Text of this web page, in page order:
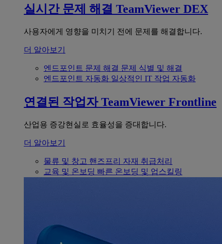
실시간 문제 해결 TeamViewer DEX
사용자에게 영향을 미치기 전에 문제를 해결합니다.
더 알아보기
엔드포인트 문제 해결 문제 식별 및 해결
엔드포인트 자동화 일상적인 IT 작업 자동화
연결된 작업자 TeamViewer Frontline
산업용 증강현실로 효율성을 증대합니다.
더 알아보기
물류 및 창고 핸즈프리 자재 취급처리
교육 및 온보딩 빠른 온보딩 및 업스킬링